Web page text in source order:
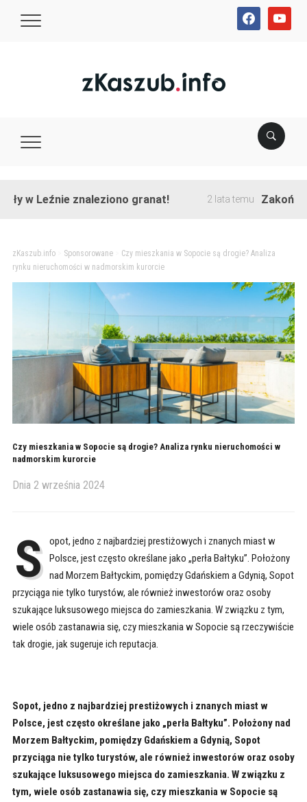
facebookyoutube
znaleziono granat! 2 lata temu Zakończono
zKaszub.info> Sponsorowane> Czy mieszkania w Sopocie są drogie? Analiza
rynku nieruchomości w nadmorskim kurorcie
Czy mieszkania w Sopocie są drogie? Analiza rynku nieruchomości w
nadmorskim kurorcie
Dnia 2 września 2024
S opot, jedno z najbardziej prestiżowych i znanych miast w
Polsce, jest często określane jako „perła Bałtyku”. Położony
nad Morzem Bałtyckim, pomiędzy Gdańskiem a Gdynią, Sopot
przyciąga nie tylko turystów, ale również inwestorów oraz osoby
szukające luksusowego miejsca do zamieszkania. W związku z tym,
wiele osób zastanawia się, czy mieszkania w Sopocie są rzeczywiście
tak drogie, jak sugeruje ich reputacja.
Sopot, jedno z najbardziej prestiżowych i znanych miast w
Polsce, jest często określane jako „perła Bałtyku”. Położony nad
Morzem Bałtyckim, pomiędzy Gdańskiem a Gdynią, Sopot
przyciąga nie tylko turystów, ale również inwestorów oraz osoby
szukające luksusowego miejsca do zamieszkania. W związku z
tym, wiele osób zastanawia się, czy mieszkania w Sopocie są